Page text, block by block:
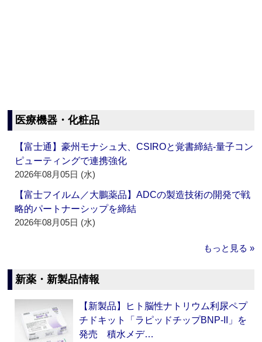
医療機器・化粧品
【富士通】豪州モナシュ大、CSIROと覚書締結‐量子コン
ピューティングで連携強化
2026年08月05日 (水)
【富士フイルム／大鵬薬品】ADCの製造技術の開発で戦
略的パートナーシップを締結
2026年08月05日 (水)
もっと見る »
新薬・新製品情報
【新製品】ヒト脳性ナトリウム利尿ペプ
チドキット「ラピッドチップBNP-II」を
発売 積水メデ…